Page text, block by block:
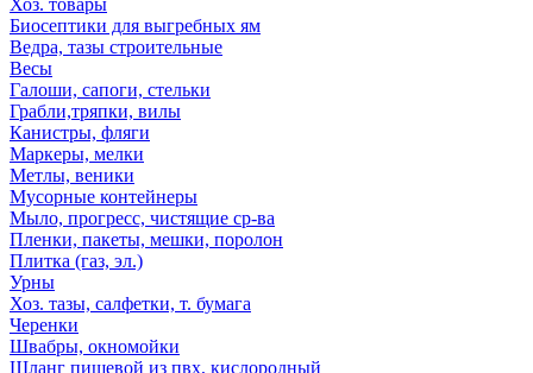
Хоз. товары
Биосептики для выгребных ям
Ведра, тазы строительные
Весы
Галоши, сапоги, стельки
Грабли,тряпки, вилы
Канистры, фляги
Маркеры, мелки
Метлы, веники
Мусорные контейнеры
Мыло, прогресс, чистящие ср-ва
Пленки, пакеты, мешки, поролон
Плитка (газ, эл.)
Урны
Хоз. тазы, салфетки, т. бумага
Черенки
Швабры, окномойки
Шланг пищевой из пвх, кислородный